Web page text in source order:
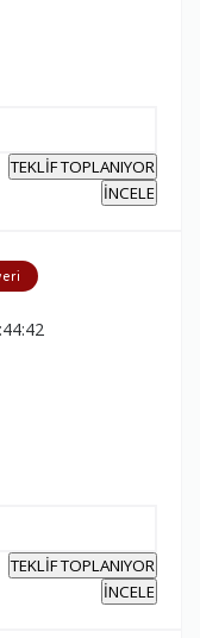
TEKLİF TOPLANIYOR
İNCELE
TEKLİF TOPLANIYOR
İNCELE